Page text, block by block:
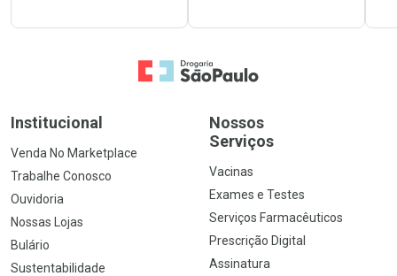
Ir para a Home
Institucional
Venda No Marketplace
Trabalhe Conosco
Ouvidoria
Nossas Lojas
Bulário
Sustentabilidade
Nossos
Serviços
Vacinas
Exames e Testes
Serviços Farmacêuticos
Prescrição Digital
Assinatura